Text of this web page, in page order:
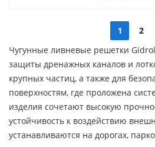
1
2
Чугунные ливневые решетки
защиты дренажных каналов и
крупных частиц, а также для
поверхностям, где проложена
изделия сочетают высокую
устойчивость к воздействию
устанавливаются на дорогах,